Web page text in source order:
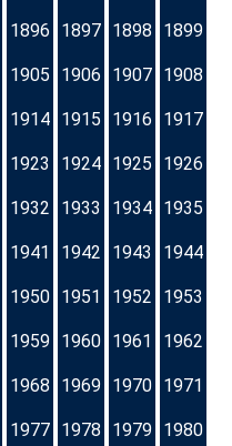
1896 1897 1898 1899
1905 1906 1907 1908
1914 1915 1916 1917
1923 1924 1925 1926
1932 1933 1934 1935
1941 1942 1943 1944
1950 1951 1952 1953
1959 1960 1961 1962
1968 1969 1970 1971
1977 1978 1979 1980